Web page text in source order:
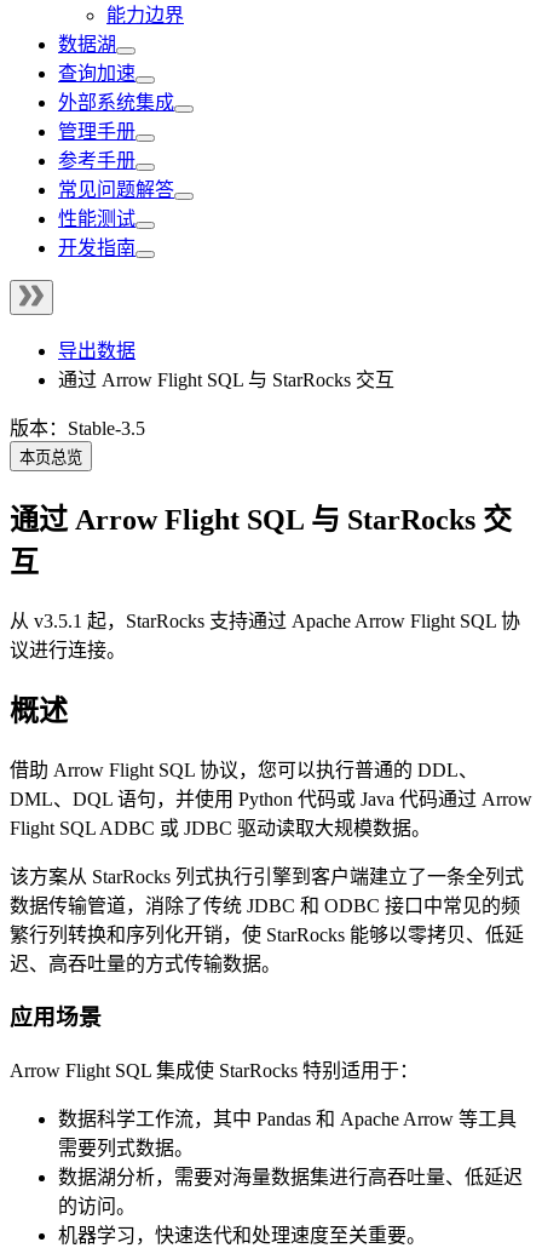
能力边界
数据湖
查询加速
外部系统集成
管理手册
参考手册
常见问题解答
性能测试
开发指南
导出数据
通过 Arrow Flight SQL 与 StarRocks 交互
版本：Stable-3.5
本页总览
通过 Arrow Flight SQL 与 StarRocks 交
互
从 v3.5.1 起，StarRocks 支持通过 Apache Arrow Flight SQL 协
议进行连接。
概述
借助 Arrow Flight SQL 协议，您可以执行普通的 DDL、
DML、DQL 语句，并使用 Python 代码或 Java 代码通过 Arrow
Flight SQL ADBC 或 JDBC 驱动读取大规模数据。
该方案从 StarRocks 列式执行引擎到客户端建立了一条全列式
数据传输管道，消除了传统 JDBC 和 ODBC 接口中常见的频
繁行列转换和序列化开销，使 StarRocks 能够以零拷贝、低延
迟、高吞吐量的方式传输数据。
应用场景
Arrow Flight SQL 集成使 StarRocks 特别适用于：
数据科学工作流，其中 Pandas 和 Apache Arrow 等工具
需要列式数据。
数据湖分析，需要对海量数据集进行高吞吐量、低延迟
的访问。
机器学习，快速迭代和处理速度至关重要。